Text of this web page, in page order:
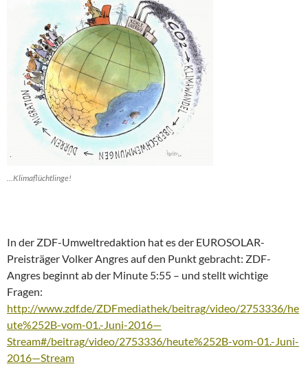
…Klimaflüchtlinge!
In der ZDF-Umweltredaktion hat es der EUROSOLAR-
Preisträger Volker Angres auf den Punkt gebracht: ZDF-
Angres beginnt ab der Minute 5:55 – und stellt wichtige
Fragen:
http://www.zdf.de/ZDFmediathek/beitrag/video/2753336/he
ute%252B-vom-01.-Juni-2016—
Stream#/beitrag/video/2753336/heute%252B-vom-01.-Juni-
2016—Stream